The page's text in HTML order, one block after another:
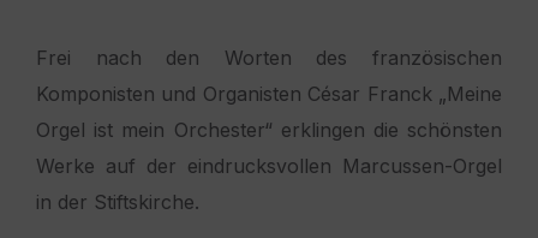
Frei nach den Worten des französischen
Komponisten und Organisten César Franck „Meine
Orgel ist mein Orchester“ erklingen die schönsten
Werke auf der eindrucksvollen Marcussen-Orgel
in der Stiftskirche.